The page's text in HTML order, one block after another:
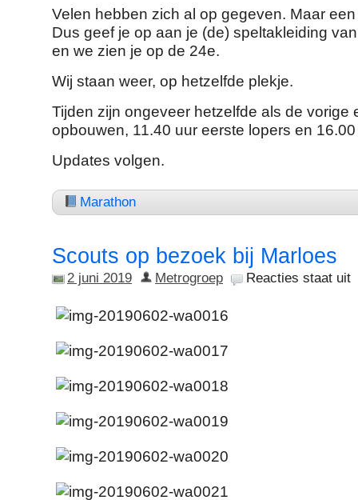
Velen hebben zich al op gegeven. Maar
Dus geef je op aan je (de) speltakleiding
en we zien je op de 24e.
Wij staan weer, op hetzelfde plekje.
Tijden zijn ongeveer hetzelfde als de vorige
opbouwen, 11.40 uur eerste lopers en
Updates volgen.
Marathon
Scouts op bezoek bij Marloes
2 juni 2019 Metrogroep Reacties staat uit